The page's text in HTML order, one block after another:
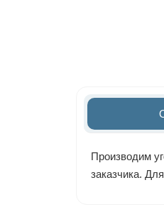
Производим
заказчика.